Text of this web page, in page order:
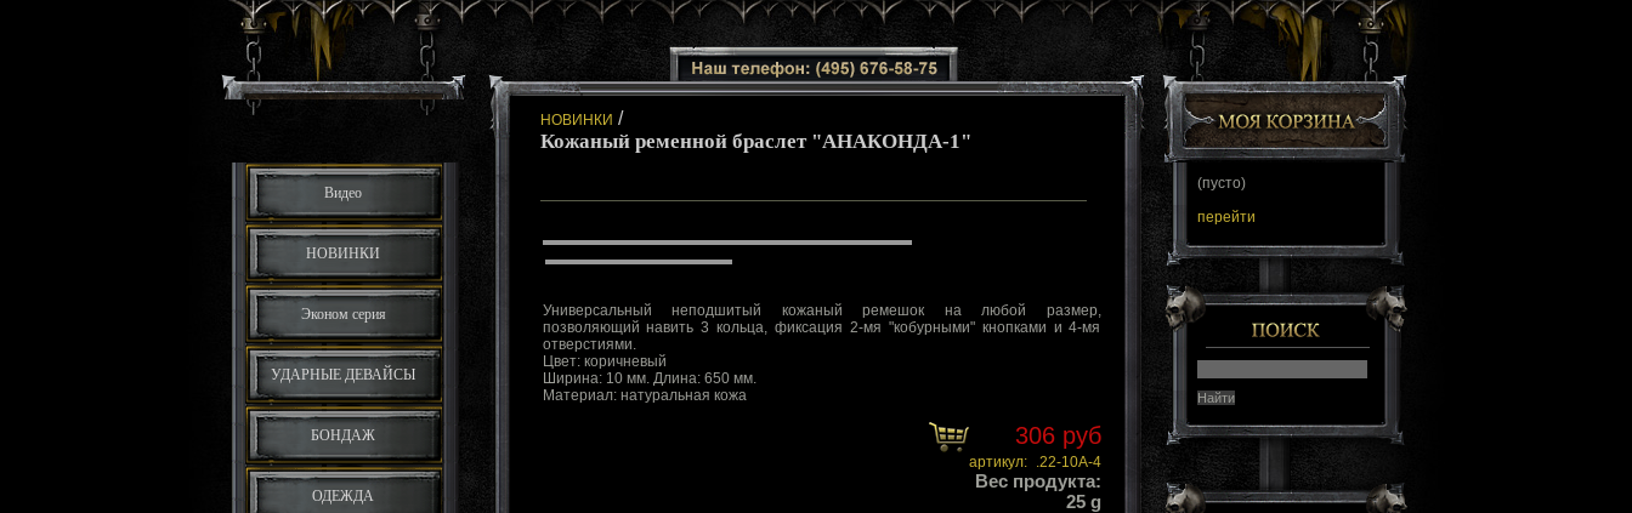
Видео
НОВИНКИ
Эконом серия
УДАРНЫЕ ДЕВАЙСЫ
БОНДАЖ
ОДЕЖДА
НОВИНКИ /
Кожаный ременной браслет "АНАКОНДА-1"
Универсальный неподшитый кожаный ремешок на любой размер,
позволяющий навить 3 кольца, фиксация 2-мя "кобурными" кнопками и 4-мя
отверстиями.
Цвет: коричневый
Ширина: 10 мм. Длина: 650 мм.
Материал: натуральная кожа
306 руб
артикул: .22-10A-4
Вес продукта:
25 g
(пусто)
перейти